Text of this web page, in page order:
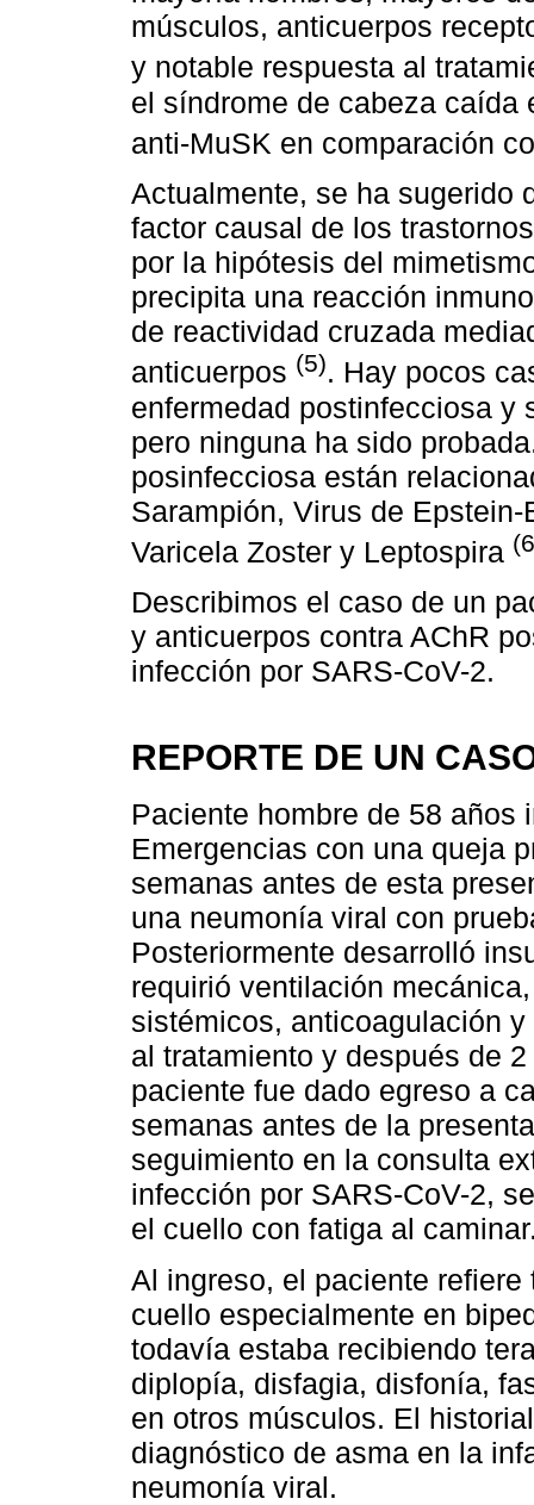
músculos, anticuerpos
y notable respuesta al
el síndrome de cabeza caída
anti-MuSK en comparación
Actualmente, se ha sugerido
factor causal de los
por la hipótesis del
precipita una reacción
de reactividad cruzada
anticuerpos (5). Hay pocos
enfermedad postinfecciosa y
pero ninguna ha sido
posinfecciosa están
Sarampión, Virus de
Varicela Zoster y Leptospira
Describimos el caso de un
y anticuerpos contra AChR
infección por SARS-CoV-2.
REPORTE DE UN
Paciente hombre de 58 años
Emergencias con una queja
semanas antes de esta
una neumonía viral con
Posteriormente desarrolló
requirió ventilación
sistémicos, anticoagulación
al tratamiento y después de
paciente fue dado egreso a
semanas antes de la
seguimiento en la consulta
infección por SARS-CoV-2,
el cuello con fatiga al
Al ingreso, el paciente
cuello especialmente en
todavía estaba recibiendo
diplopía, disfagia, disfonía,
en otros músculos. El
diagnóstico de asma en la
neumonía viral.